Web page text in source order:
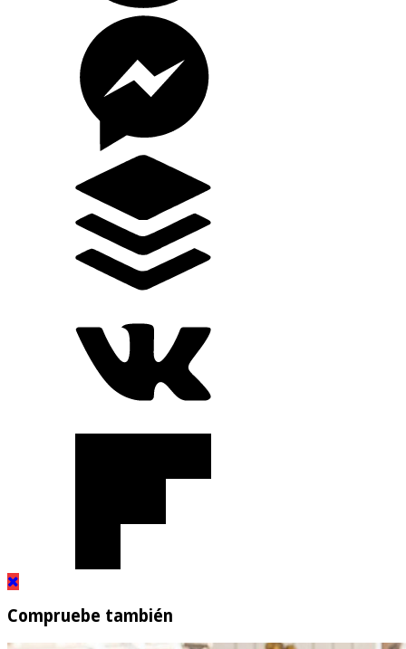
Compruebe también